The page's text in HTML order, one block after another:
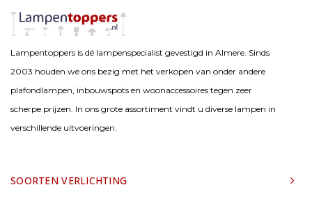
Lampentoppers is dé lampenspecialist gevestigd in Almere. Sinds
2003 houden we ons bezig met het verkopen van onder andere
plafondlampen, inbouwspots en woonaccessoires tegen zeer
scherpe prijzen. In ons grote assortiment vindt u diverse lampen in
verschillende uitvoeringen.
SOORTEN VERLICHTING